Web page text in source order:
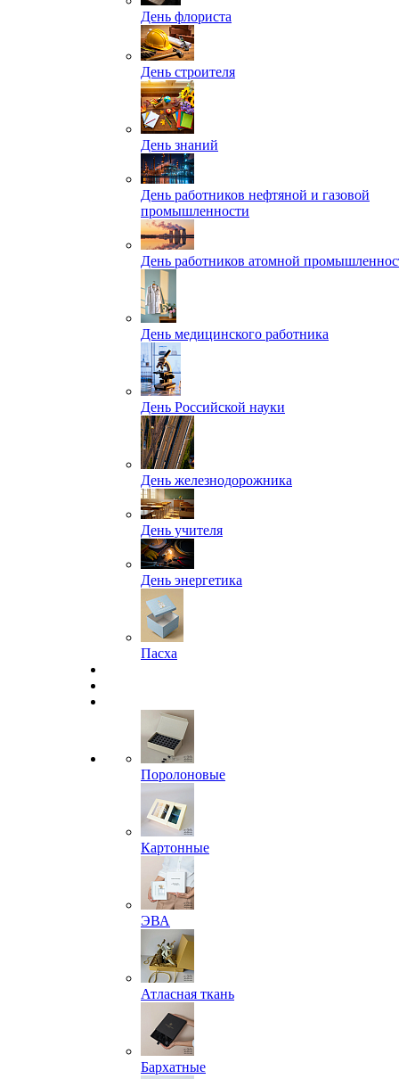
День флориста
День строителя
День знаний
День работников нефтяной и газовой
промышленности
День работников атомной
День медицинского работника
День Российской науки
День железнодорожника
День учителя
День энергетика
Пасха
Поролоновые
Картонные
ЭВА
Атласная ткань
Бархатные